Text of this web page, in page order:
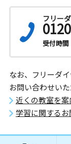
フリー
受付時間
なお、フリーダ
お問い合わせいた
近くの教室を
学習に関する